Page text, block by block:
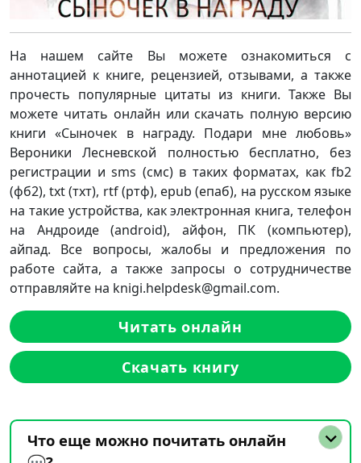
На нашем сайте Вы можете ознакомиться с
аннотацией к книге, рецензией, отзывами, а также
прочесть популярные цитаты из книги. Также Вы
можете читать онлайн или скачать полную версию
книги «Сыночек в награду. Подари мне любовь»
Вероники Лесневской полностью бесплатно, без
регистрации и sms (смс) в таких форматах, как fb2
(фб2), txt (тхт), rtf (ртф), epub (епаб), на русском языке
на такие устройства, как электронная книга, телефон
на Андроиде (android), айфон, ПК (компьютер),
айпад. Все вопросы, жалобы и предложения по
работе сайта, а также запросы о сотрудничестве
отправляйте на knigi.helpdesk@gmail.com.
Читать онлайн
Скачать книгу
Что еще можно почитать онлайн